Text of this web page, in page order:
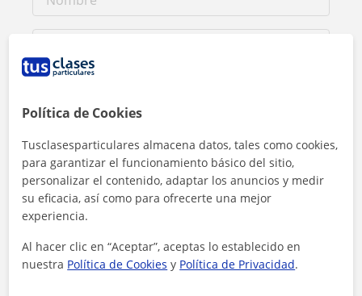
Al hacer clic, aceptas nuestro
Contactar ahora
Política de Cookies
Tusclasesparticulares almacena datos, tales como cookies,
para garantizar el funcionamiento básico del sitio,
personalizar el contenido, adaptar los anuncios y medir
su eficacia, así como para ofrecerte una mejor
experiencia.
Al hacer clic en “Aceptar”, aceptas lo establecido en
nuestra Política de Cookies y Política de Privacidad.